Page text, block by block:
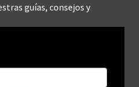
guías, consejos y